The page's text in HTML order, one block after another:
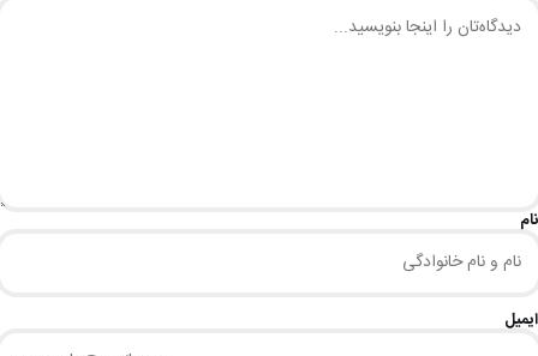
نام
ایمیل